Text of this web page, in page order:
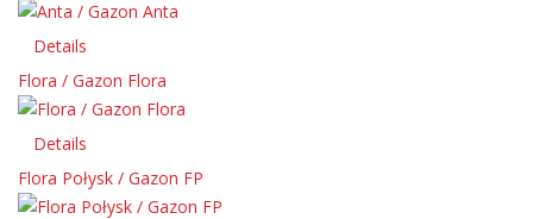
Details
Flora / Gazon Flora
Details
Flora Połysk / Gazon FP